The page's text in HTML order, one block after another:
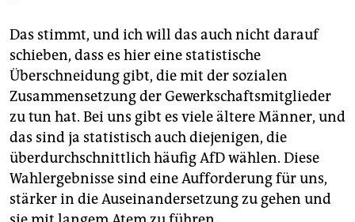
Das stimmt, und ich will das auch nicht darauf
schieben, dass es hier eine statistische
Überschneidung gibt, die mit der sozialen
Zusammensetzung der Gewerkschaftsmitglieder
zu tun hat. Bei uns gibt es viele ältere Männer, und
das sind ja statistisch auch diejenigen, die
überdurchschnittlich häufig AfD wählen. Diese
Wahlergebnisse sind eine Aufforderung für uns,
stärker in die Auseinandersetzung zu gehen und